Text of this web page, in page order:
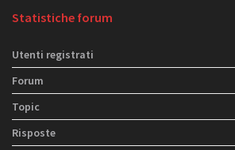
Statistiche forum
Utenti registrati
Forum
Topic
Risposte